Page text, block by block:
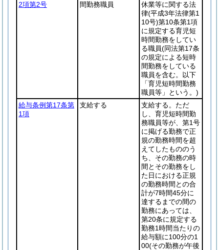
2項第2号
間勤務職員
休業等に関する法
律(平成3年法律第1
10号)第10条第1項
に規定する育児短
時間勤務をしてい
る職員(同法第17条
の規定による短時
間勤務をしている
職員を含む。以下
「育児短時間勤務
職員等」という。)
給与条例第17条第
1項
支給する
支給する。ただ
し、育児短時間勤
務職員等が、第1号
に掲げる勤務で正
規の勤務時間を超
えてしたもののう
ち、その勤務の時
間とその勤務をし
た日における正規
の勤務時間との合
計が7時間45分に
達するまでの間の
勤務にあっては、
第20条に規定する
勤務1時間当たりの
給与額に100分の1
00(その勤務が午後